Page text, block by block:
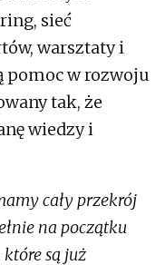
sieć
warsztaty i
pomoc w rozwoju
tak, że
wiedzy i
cały przekrój
na początku
które są już